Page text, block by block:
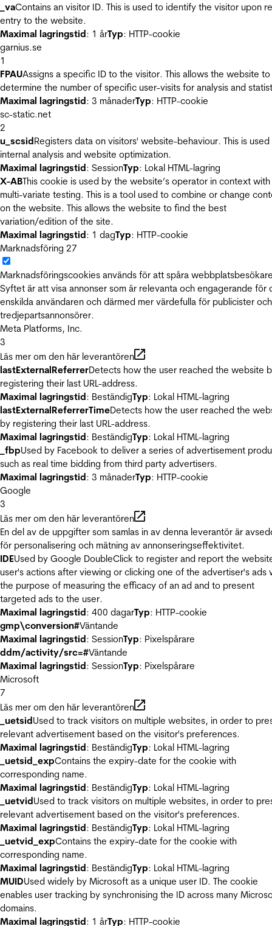
_vaContains an visitor ID. This is used to identify the visitor upon
entry to the website.
Maximal lagringstid: 1 årTyp: HTTP-cookie
garnius.se
1
FPAUAssigns a specific ID to the visitor. This allows the website to
determine the number of specific user-visits for analysis and
Maximal lagringstid: 3 månaderTyp: HTTP-cookie
sc-static.net
2
u_scsidRegisters data on visitors' website-behaviour. This is
internal analysis and website optimization.
Maximal lagringstid: SessionTyp: Lokal HTML-lagring
X-ABThis cookie is used by the website’s operator in context with
multi-variate testing. This is a tool used to combine or change
on the website. This allows the website to find the best
variation/edition of the site.
Maximal lagringstid: 1 dagTyp: HTTP-cookie
Marknadsföring 27
Marknadsföringscookies används för att spåra
Syftet är att visa annonser som är relevanta och engagerande för
enskilda användaren och därmed mer värdefulla för publicister och
tredjepartsannonsörer.
Meta Platforms, Inc.
3
Läs mer om den här leverantören
lastExternalReferrerDetects how the user reached the website
registering their last URL-address.
Maximal lagringstid: BeständigTyp: Lokal HTML-lagring
lastExternalReferrerTimeDetects how the user reached the
by registering their last URL-address.
Maximal lagringstid: BeständigTyp: Lokal HTML-lagring
_fbpUsed by Facebook to deliver a series of advertisement
such as real time bidding from third party advertisers.
Maximal lagringstid: 3 månaderTyp: HTTP-cookie
Google
3
Läs mer om den här leverantören
En del av de uppgifter som samlas in av denna leverantör är
för personalisering och mätning av annonseringseffektivitet.
IDEUsed by Google DoubleClick to register and report the
user's actions after viewing or clicking one of the advertiser's ads
the purpose of measuring the efficacy of an ad and to present
targeted ads to the user.
Maximal lagringstid: 400 dagarTyp: HTTP-cookie
gmp\conversion#Väntande
Maximal lagringstid: SessionTyp: Pixelspårare
ddm/activity/src=#Väntande
Maximal lagringstid: SessionTyp: Pixelspårare
Microsoft
7
Läs mer om den här leverantören
_uetsidUsed to track visitors on multiple websites, in order to
relevant advertisement based on the visitor's preferences.
Maximal lagringstid: BeständigTyp: Lokal HTML-lagring
_uetsid_expContains the expiry-date for the cookie with
corresponding name.
Maximal lagringstid: BeständigTyp: Lokal HTML-lagring
_uetvidUsed to track visitors on multiple websites, in order to
relevant advertisement based on the visitor's preferences.
Maximal lagringstid: BeständigTyp: Lokal HTML-lagring
_uetvid_expContains the expiry-date for the cookie with
corresponding name.
Maximal lagringstid: BeständigTyp: Lokal HTML-lagring
MUIDUsed widely by Microsoft as a unique user ID. The cookie
enables user tracking by synchronising the ID across many
domains.
Maximal lagringstid: 1 årTyp: HTTP-cookie